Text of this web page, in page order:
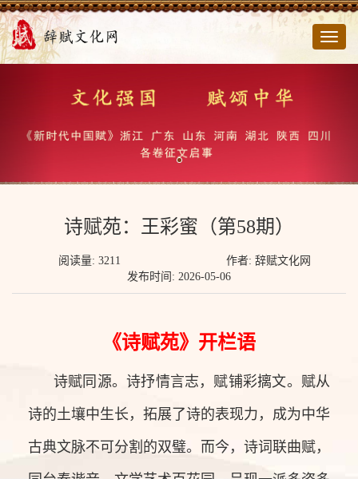
切
诗赋苑：王彩蜜（第58期）
阅读量: 3211
作者: 辞赋文化网
发布时间: 2026-05-06
《诗赋苑》开栏语
诗赋同源。诗抒情言志，赋铺彩摛文。赋从
诗的土壤中生长，拓展了诗的表现力，成为中华
古典文脉不可分割的双璧。而今，诗词联曲赋，